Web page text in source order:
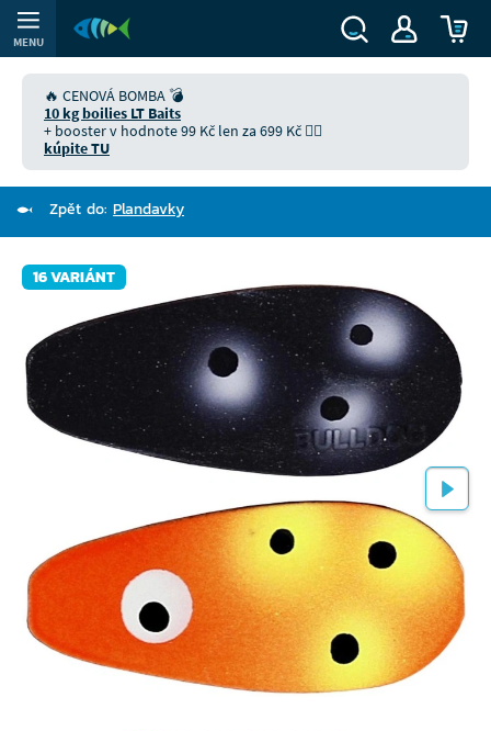
MENU
🔥 CENOVÁ BOMBA 💣
10 kg boilies LT Baits
+ booster v hodnote 99 Kč len za 699 Kč 👉🏻
kúpite TU
Zpět do: Plandavky
16 VARIÁNT